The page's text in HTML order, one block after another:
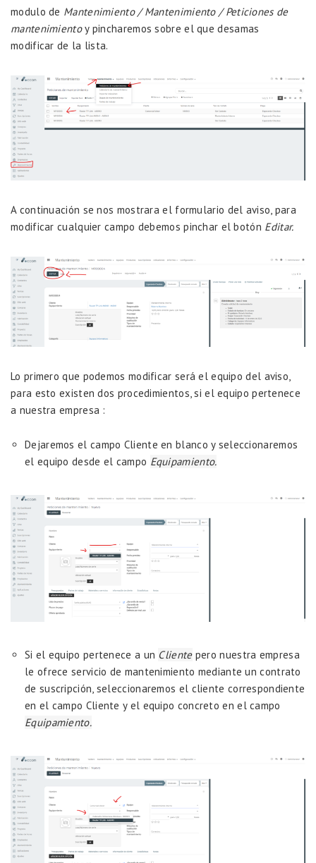
modulo de Mantenimiento / Mantenimiento / Peticiones de
mantenimientoy pincharemos sobre el que desamas
modificar de la lista.
A continuación se nos mostrara el formulario del aviso, para
modificar cualquier campo debemos pinchar el botón Editar.
Lo primero que podemos modificar será el equipo del aviso,
para esto existen dos procedimientos, si el equipo pertenece
a nuestra empresa :
Dejaremos el campo Cliente en blanco y seleccionaremos
el equipo desde el campo Equipamiento.
Si el equipo pertenece a un Clientepero nuestra empresa
le ofrece servicio de mantenimiento mediante un contrato
de suscripción, seleccionaremos el cliente correspondiente
en el campo Cliente y el equipo concreto en el campo
Equipamiento.